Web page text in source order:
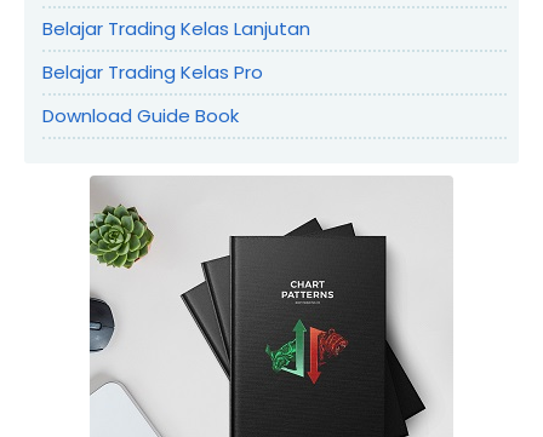
Belajar Trading Kelas Lanjutan
Belajar Trading Kelas Pro
Download Guide Book